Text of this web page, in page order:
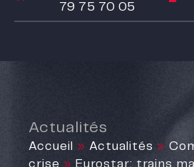
79 75 70 05
Actualités
Accueil » Actualités »
crise » Eurostar: trains